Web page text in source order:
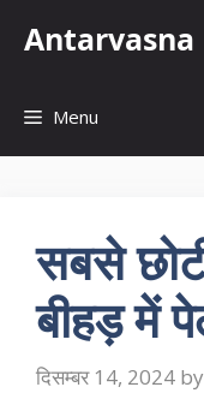
Menu
सबसे
बीहड़ में
दिसम्बर 14, 2024 by